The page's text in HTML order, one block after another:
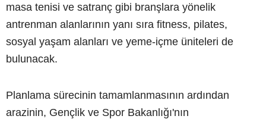
masa tenisi ve satranç gibi branşlara yönelik
antrenman alanlarının yanı sıra fitness, pilates,
sosyal yaşam alanları ve yeme-içme üniteleri de
bulunacak.
Planlama sürecinin tamamlanmasının ardından
arazinin, Gençlik ve Spor Bakanlığı'nın